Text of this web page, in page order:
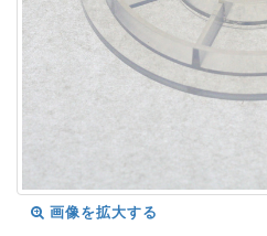
画像を拡大する